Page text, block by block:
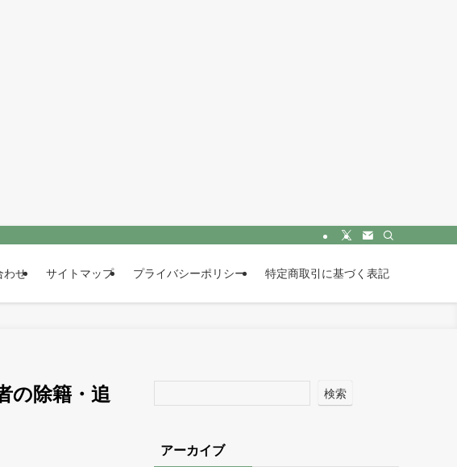
わせ サイトマップ プライバシーポリシー 特定商取引に基づく表記
の除籍・追
検索
アーカイブ